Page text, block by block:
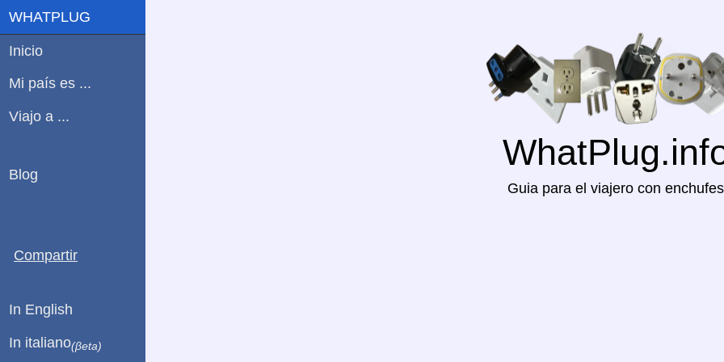
Guia para el viajero con enchufes
WHATPLUG
Inicio
Mi país es ...
Viajo a ...
Blog
Compartir
In English
In italiano(βeta)